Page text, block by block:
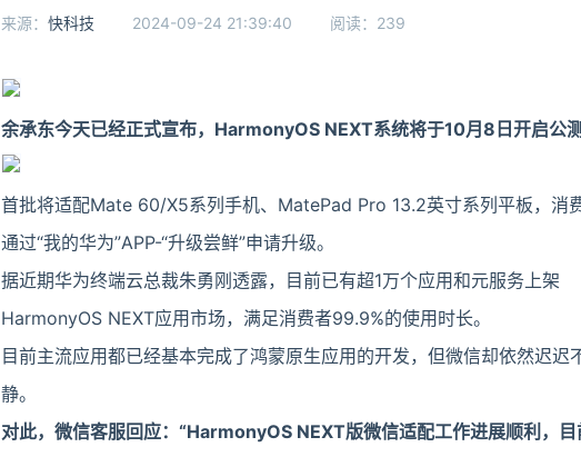
来源： 快科技 2024-09-24 21:39:40 阅读：239
余承东今天已经正式宣布，HarmonyOS NEXT系统将于10月8日开启公测
首批将适配Mate 60/X5系列手机、MatePad Pro 13.2英寸系列平板，消
通过“我的华为”APP-“升级尝鲜”申请升级。
据近期华为终端云总裁朱勇刚透露，目前已有超1万个应用和元服务上架
HarmonyOS NEXT应用市场，满足消费者99.9%的使用时长。
目前主流应用都已经基本完成了鸿蒙原生应用的开发，但微信却依然迟迟
静。
对此，微信客服回应：“HarmonyOS NEXT版微信适配工作进展顺利，目